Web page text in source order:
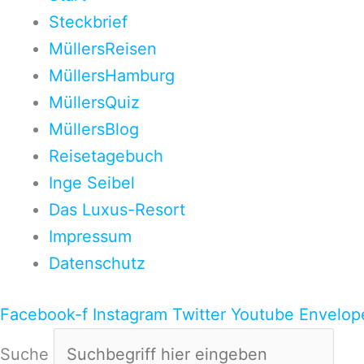
Steckbrief
MüllersReisen
MüllersHamburg
MüllersQuiz
MüllersBlog
Reisetagebuch
Inge Seibel
Das Luxus-Resort
Impressum
Datenschutz
Facebook-f Instagram Twitter Youtube
Suche